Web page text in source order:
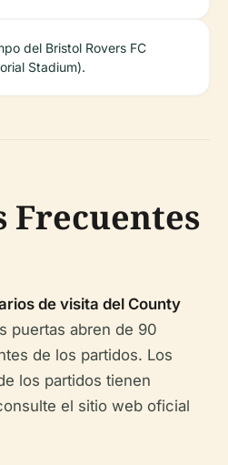
del Bristol Rovers FC
Stadium).
Frecuentes
de visita del County
puertas abren de 90
de los partidos. Los
los partidos tienen
el sitio web oficial